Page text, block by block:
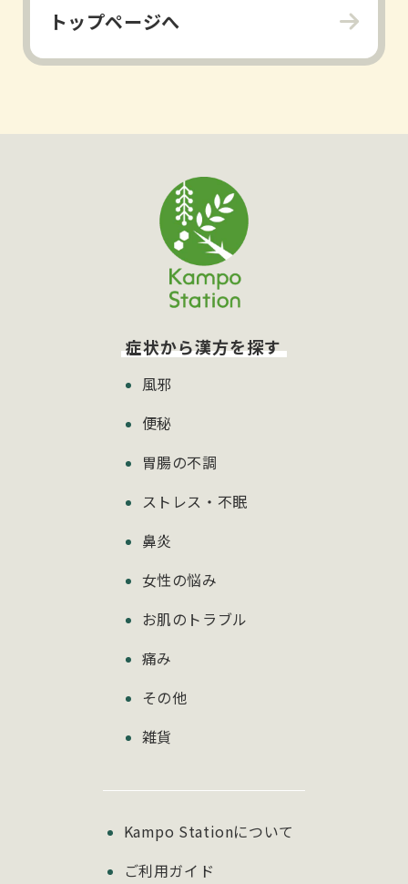
トップページへ
症状から漢方を探す
風邪
便秘
胃腸の不調
ストレス・不眠
鼻炎
女性の悩み
お肌のトラブル
痛み
その他
雑貨
Kampo Stationについて
ご利用ガイド